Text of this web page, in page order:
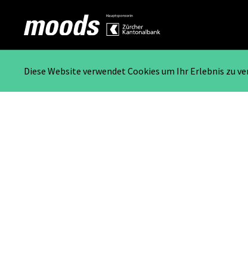
Diese Website verwendet Cookies um Ihr Erlebnis zu